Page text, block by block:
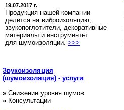
19.07.2017 г.
Продукция нашей компании
делится на виброизоляцию,
звукопоглотители, декоративные
материалы и инструменты
для шумоизоляции. >>>
Звукоизоляция
(шумоизоляция) - услуги
» Снижение уровня шумов
» Консультации